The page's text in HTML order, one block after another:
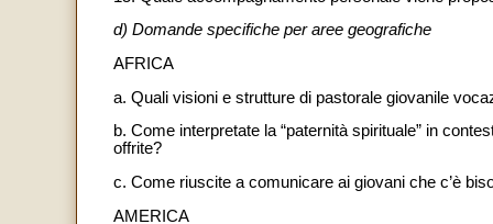
d) Domande specifiche per aree geografiche
AFRICA
a. Quali visioni e strutture di pastorale giovanile
b. Come interpretate la “paternità spirituale” in
offrite?
c. Come riuscite a comunicare ai giovani che c’è
AMERICA